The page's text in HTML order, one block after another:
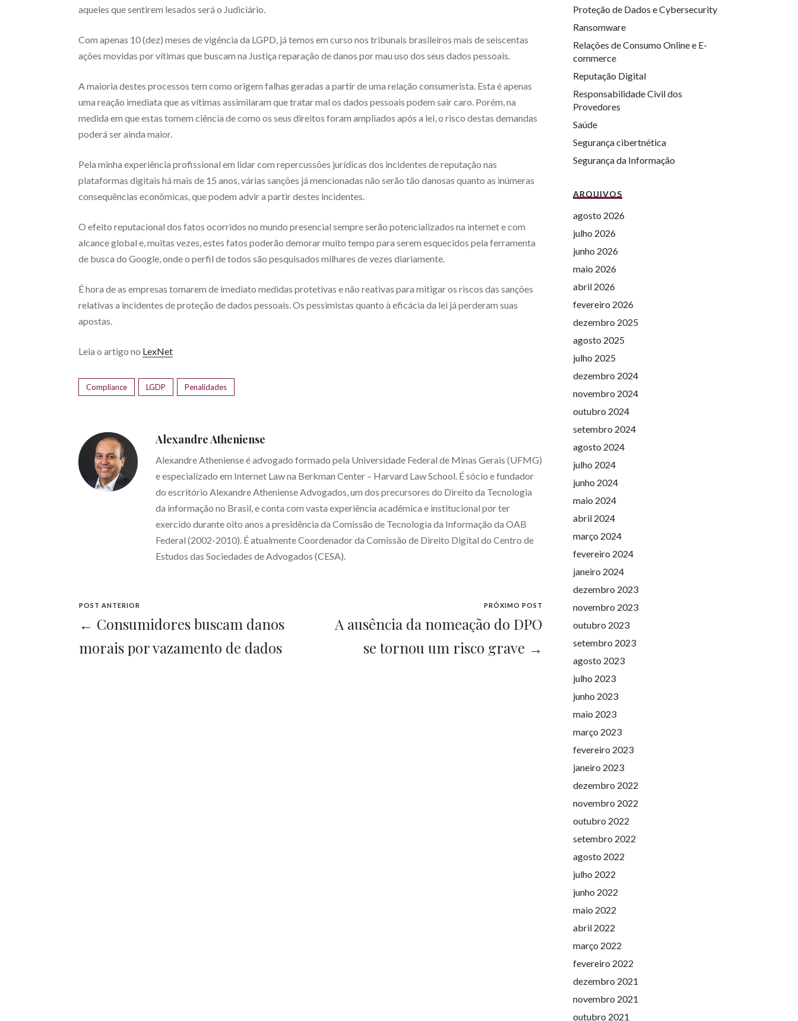
aqueles que sentirem lesados será o Judiciário.
Com apenas 10 (dez) meses de vigência da LGPD, já temos em curso nos tribunais brasileiros mais de seiscentas
ações movidas por vítimas que buscam na Justiça reparação de danos por mau uso dos seus dados pessoais.
A maioria destes processos tem como origem falhas geradas a partir de uma relação consumerista. Esta é apenas
uma reação imediata que as vítimas assimilaram que tratar mal os dados pessoais podem sair caro. Porém, na
medida em que estas tomem ciência de como os seus direitos foram ampliados após a lei, o risco destas demandas
poderá ser ainda maior.
Pela minha experiência profissional em lidar com repercussões jurídicas dos incidentes de reputação nas
plataformas digitais há mais de 15 anos, várias sanções já mencionadas não serão tão danosas quanto as inúmeras
consequências econômicas, que podem advir a partir destes incidentes.
O efeito reputacional dos fatos ocorridos no mundo presencial sempre serão potencializados na internet e com
alcance global e, muitas vezes, estes fatos poderão demorar muito tempo para serem esquecidos pela ferramenta
de busca do Google, onde o perfil de todos são pesquisados milhares de vezes diariamente.
É hora de as empresas tomarem de imediato medidas protetivas e não reativas para mitigar os riscos das sanções
relativas a incidentes de proteção de dados pessoais. Os pessimistas quanto à eficácia da lei já perderam suas
apostas.
Leia o artigo no LexNet
Compliance LGDP Penalidades
Alexandre Atheniense
Alexandre Atheniense é advogado formado pela Universidade Federal de Minas Gerais (UFMG)
e especializado em Internet Law na Berkman Center – Harvard Law School. É sócio e fundador
do escritório Alexandre Atheniense Advogados, um dos precursores do Direito da Tecnologia
da informação no Brasil, e conta com vasta experiência acadêmica e institucional por ter
exercido durante oito anos a presidência da Comissão de Tecnologia da Informação da OAB
Federal (2002-2010). É atualmente Coordenador da Comissão de Direito Digital do Centro de
Estudos das Sociedades de Advogados (CESA).
POST ANTERIOR
← Consumidores buscam danos
morais por vazamento de dados
PRÓXIMO POST
A ausência da nomeação do DPO
se tornou um risco grave →
Proteção de Dados e Cybersecurity
Ransomware
Relações de Consumo Online e E-
commerce
Reputação Digital
Responsabilidade Civil dos
Provedores
Saúde
Segurança cibertnética
Segurança da Informação
ARQUIVOS
agosto 2026
julho 2026
junho 2026
maio 2026
abril 2026
fevereiro 2026
dezembro 2025
agosto 2025
julho 2025
dezembro 2024
novembro 2024
outubro 2024
setembro 2024
agosto 2024
julho 2024
junho 2024
maio 2024
abril 2024
março 2024
fevereiro 2024
janeiro 2024
dezembro 2023
novembro 2023
outubro 2023
setembro 2023
agosto 2023
julho 2023
junho 2023
maio 2023
março 2023
fevereiro 2023
janeiro 2023
dezembro 2022
novembro 2022
outubro 2022
setembro 2022
agosto 2022
julho 2022
junho 2022
maio 2022
abril 2022
março 2022
fevereiro 2022
dezembro 2021
novembro 2021
outubro 2021